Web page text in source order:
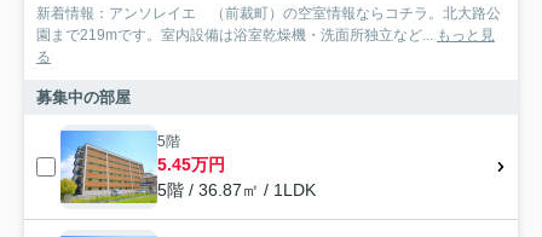
新着情報：アンソレイエ （前裁町）の空室情報ならコチラ。北大路公
園まで219mです。室内設備は浴室乾燥機・洗面所独立など... もっと見
る
募集中の部屋
5階
5.45万円
5階 / 36.87㎡ / 1LDK